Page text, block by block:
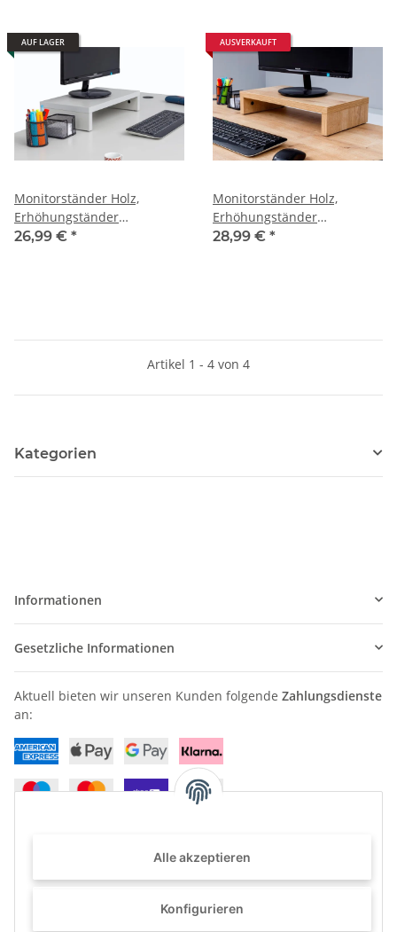
Alle akzeptieren
Konfigurieren
AUF LAGER
Monitorständer Holz,
Erhöhungständer
(50x27x10,5h, Grau Dekor)
26,99 € *
AUSVERKAUFT
Monitorständer Holz,
Erhöhungständer
(50x27x10,5h, Saphir Eiche
28,99 € *
Artikel 1 - 4 von 4
Kategorien
Informationen
Gesetzliche Informationen
Aktuell bieten wir unseren Kunden folgende Zahlungsdienste
an:
Haben Sie Fragen? Können wir Ihnen weiterhelfen?
+49 (0) 2822 96 80 0